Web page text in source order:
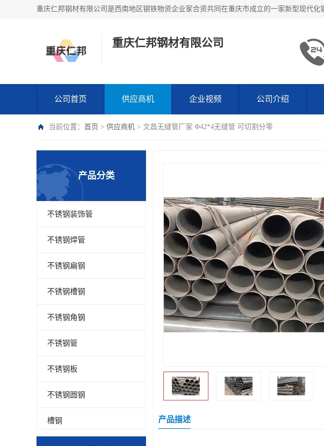
重庆仁邦钢材有限公司
公司首页 供应商机 企业视频 公司介绍
当前位置： 首页 > 供应商机 > 文昌无缝管厂家 Φ42*4无缝管 可切割分零
产品分类
不锈钢装饰管
不锈钢焊管
不锈钢扁钢
不锈钢槽钢
不锈钢角钢
不锈钢管
不锈钢板
不锈钢圆钢
槽钢 产品描述